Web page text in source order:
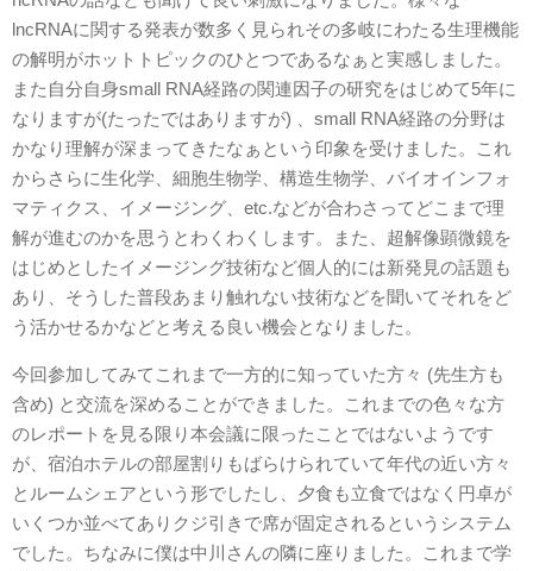
lncRNAに関する発表が数多く見られその多岐にわたる生理機能
の解明がホットトピックのひとつであるなぁと実感しました。
また自分自身small RNA経路の関連因子の研究をはじめて5年に
なりますが(たったではありますが) 、small RNA経路の分野は
かなり理解が深まってきたなぁという印象を受けました。これ
からさらに生化学、細胞生物学、構造生物学、バイオインフォ
マティクス、イメージング、etc.などが合わさってどこまで理
解が進むのかを思うとわくわくします。また、超解像顕微鏡を
はじめとしたイメージング技術など個人的には新発見の話題も
あり、そうした普段あまり触れない技術などを聞いてそれをど
う活かせるかなどと考える良い機会となりました。
今回参加してみてこれまで一方的に知っていた方々 (先生方も
含め) と交流を深めることができました。これまでの色々な方
のレポートを見る限り本会議に限ったことではないようです
が、宿泊ホテルの部屋割りもばらけられていて年代の近い方々
とルームシェアという形でしたし、夕食も立食ではなく円卓が
いくつか並べてありクジ引きで席が固定されるというシステム
でした。ちなみに僕は中川さんの隣に座りました。これまで学